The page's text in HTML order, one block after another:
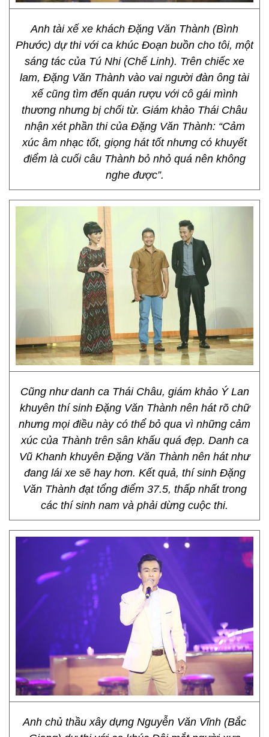
Anh tài xế xe khách Đặng Văn Thành (Bình
Phước) dự thi với ca khúc Đoạn buồn cho tôi, một
sáng tác của Tú Nhi (Chế Linh). Trên chiếc xe
lam, Đặng Văn Thành vào vai người đàn ông tài
xế cũng tìm đến quán rượu với cô gái mình
thương nhưng bị chối từ. Giám khảo Thái Châu
nhận xét phần thi của Đặng Văn Thành: “Cảm
xúc âm nhạc tốt, giọng hát tốt nhưng có khuyết
điểm là cuối câu Thành bỏ nhỏ quá nên không
nghe được”.
Cũng như danh ca Thái Châu, giám khảo Ý Lan
khuyên thí sinh Đặng Văn Thành nên hát rõ chữ
nhưng mọi điều này có thể bỏ qua vì những cảm
xúc của Thành trên sân khấu quá đẹp. Danh ca
Vũ Khanh khuyên Đặng Văn Thành nên hát như
đang lái xe sẽ hay hơn. Kết quả, thí sinh Đặng
Văn Thành đạt tổng điểm 37.5, thấp nhất trong
các thí sinh nam và phải dừng cuộc thi.
Anh chủ thầu xây dựng Nguyễn Văn Vĩnh (Bắc